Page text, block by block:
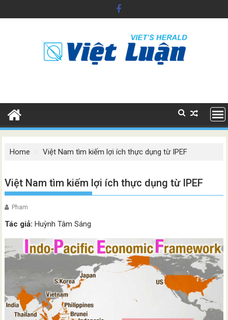
to
Home Việt Nam tìm kiếm lợi ích thực dụng từ IPEF
Việt Nam tìm kiếm lợi ích thực dụng từ IPEF
Pham
Tác giả: Huỳnh Tâm Sáng